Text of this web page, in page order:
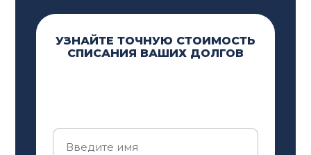
Гражданский юрист обладает глубокими
УЗНАЙТЕ ТОЧНУЮ СТОИМОСТЬ
СПИСАНИЯ ВАШИХ ДОЛГОВ